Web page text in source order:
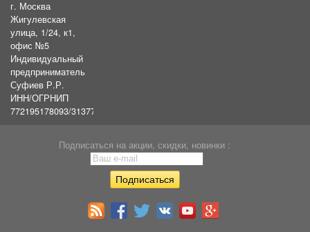
г. Москва
Жигулевская
улица, 1/24, к1,
офис №5
Индивидуальный
предприниматель
Суфиев Р.Р.
ИНН/ОГРНИП
772195178093/31377461610054
Подписаться на акции, скидки, новинки :